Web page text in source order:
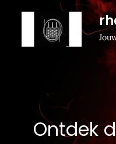
Ontdek